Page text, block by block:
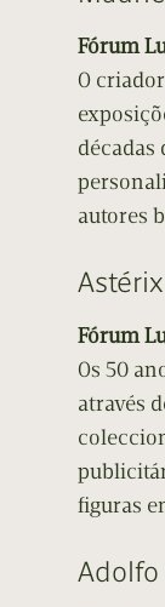
Fórum
O
décadas
autores
Astérix
Fórum
Os 50
através
figuras